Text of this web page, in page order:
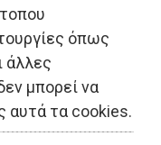
όπως
άλλες
μπορεί να
αυτά τα cookies.
Αττική